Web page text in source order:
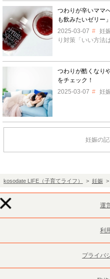
つわりが辛いママ
も飲みたいゼリー
2025-03-07
妊
り対策「いい方法は
つわりが酷くなり
をチェック！
2025-03-07
妊
妊娠の
kosodate LIFE（子育てライフ） > 妊娠>
運
利
プライバ